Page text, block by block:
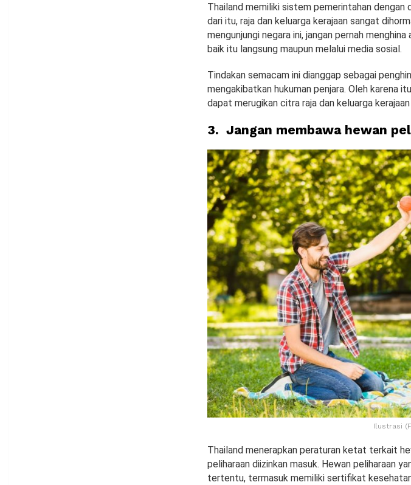
Thailand memiliki sistem pemerintahan dengan
dari itu, raja dan keluarga kerajaan sangat
mengunjungi negara ini, jangan pernah
baik itu langsung maupun melalui media sosial.
Tindakan semacam ini dianggap sebagai
mengakibatkan hukuman penjara. Oleh karena
dapat merugikan citra raja dan keluarga
3. Jangan membawa hewan
Ilustrasi
Thailand menerapkan peraturan ketat terkait
peliharaan diizinkan masuk. Hewan peliharaan
tertentu, termasuk memiliki sertifikat